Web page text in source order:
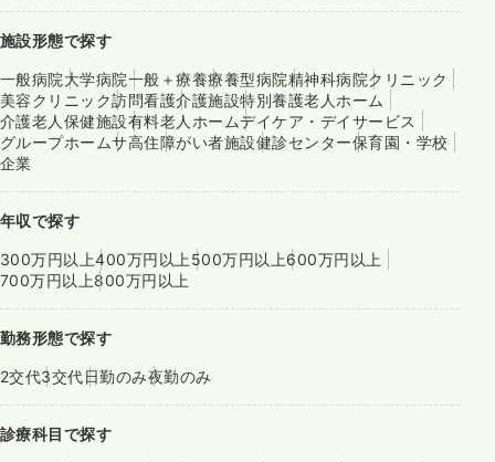
施設形態で探す
一般病院大学病院一般＋療養療養型病院精神科病院クリニック
美容クリニック訪問看護介護施設特別養護老人ホーム
介護老人保健施設有料老人ホームデイケア・デイサービス
グループホームサ高住障がい者施設健診センター保育園・学校
企業
年収で探す
300万円以上400万円以上 500万円以上600万円以上
700万円以上800万円以上
勤務形態で探す
2交代3交代日勤のみ夜勤のみ
診療科目で探す